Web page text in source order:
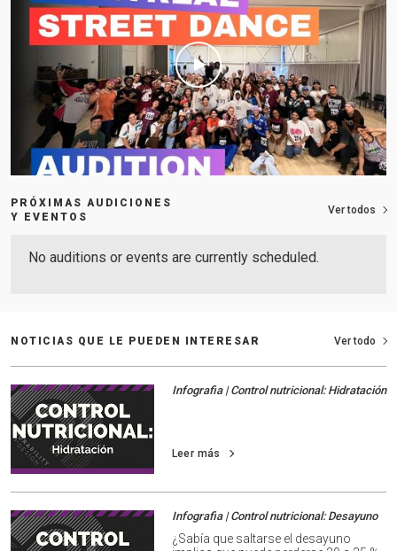
PRÓXIMAS AUDICIONES
Y EVENTOS
Ver todos
No auditions or events are currently scheduled.
NOTICIAS QUE LE PUEDEN INTERESAR Ver todo
Infografia | Control nutricional: Hidratación
Leer más
Infografia | Control nutricional: Desayuno
¿Sabía que saltarse el desayuno